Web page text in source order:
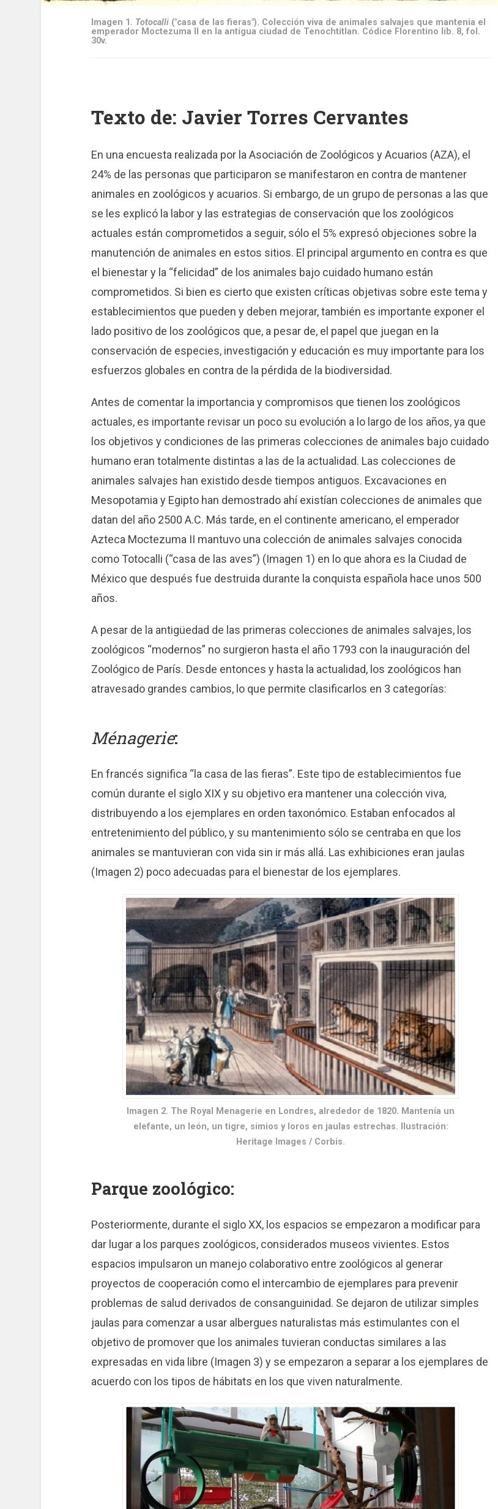
Imagen 1. Totocalli ("casa de las fieras"). Colección viva de animales salvajes que mantenía el
emperador Moctezuma II en la antigua ciudad de Tenochtitlan. Códice Florentino lib. 8, fol.
30v.
Texto de: Javier Torres Cervantes
En una encuesta realizada por la Asociación de Zoológicos y Acuarios (AZA), el
24% de las personas que participaron se manifestaron en contra de mantener
animales en zoológicos y acuarios. Si embargo, de un grupo de personas a las que
se les explicó la labor y las estrategias de conservación que los zoológicos
actuales están comprometidos a seguir, sólo el 5% expresó objeciones sobre la
manutención de animales en estos sitios. El principal argumento en contra es que
el bienestar y la “felicidad” de los animales bajo cuidado humano están
comprometidos. Si bien es cierto que existen críticas objetivas sobre este tema y
establecimientos que pueden y deben mejorar, también es importante exponer el
lado positivo de los zoológicos que, a pesar de, el papel que juegan en la
conservación de especies, investigación y educación es muy importante para los
esfuerzos globales en contra de la pérdida de la biodiversidad.
Antes de comentar la importancia y compromisos que tienen los zoológicos
actuales, es importante revisar un poco su evolución a lo largo de los años, ya que
los objetivos y condiciones de las primeras colecciones de animales bajo cuidado
humano eran totalmente distintas a las de la actualidad. Las colecciones de
animales salvajes han existido desde tiempos antiguos. Excavaciones en
Mesopotamia y Egipto han demostrado ahí existían colecciones de animales que
datan del año 2500 A.C. Más tarde, en el continente americano, el emperador
Azteca Moctezuma II mantuvo una colección de animales salvajes conocida
como Totocalli (“casa de las aves”) (Imagen 1) en lo que ahora es la Ciudad de
México que después fue destruida durante la conquista española hace unos 500
años.
A pesar de la antigüedad de las primeras colecciones de animales salvajes, los
zoológicos “modernos” no surgieron hasta el año 1793 con la inauguración del
Zoológico de París. Desde entonces y hasta la actualidad, los zoológicos han
atravesado grandes cambios, lo que permite clasificarlos en 3 categorías:
Ménagerie:
En francés significa “la casa de las fieras”. Este tipo de establecimientos fue
común durante el siglo XIX y su objetivo era mantener una colección viva,
distribuyendo a los ejemplares en orden taxonómico. Estaban enfocados al
entretenimiento del público, y su mantenimiento sólo se centraba en que los
animales se mantuvieran con vida sin ir más allá. Las exhibiciones eran jaulas
(Imagen 2) poco adecuadas para el bienestar de los ejemplares.
Imagen 2. The Royal Menagerie en Londres, alrededor de 1820. Mantenía un
elefante, un león, un tigre, simios y loros en jaulas estrechas. Ilustración:
Heritage Images / Corbis.
Parque zoológico:
Posteriormente, durante el siglo XX, los espacios se empezaron a modificar para
dar lugar a los parques zoológicos, considerados museos vivientes. Estos
espacios impulsaron un manejo colaborativo entre zoológicos al generar
proyectos de cooperación como el intercambio de ejemplares para prevenir
problemas de salud derivados de consanguinidad. Se dejaron de utilizar simples
jaulas para comenzar a usar albergues naturalistas más estimulantes con el
objetivo de promover que los animales tuvieran conductas similares a las
expresadas en vida libre (Imagen 3) y se empezaron a separar a los ejemplares de
acuerdo con los tipos de hábitats en los que viven naturalmente.